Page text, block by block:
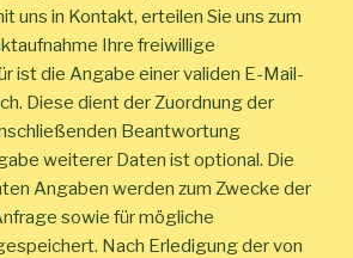
uns in Kontakt, erteilen Sie uns zum
Ihre freiwillige
ist die Angabe einer validen E-Mail-
Diese dient der Zuordnung der
Beantwortung
weiterer Daten ist optional. Die
Angaben werden zum Zwecke der
sowie für mögliche
Nach Erledigung der von